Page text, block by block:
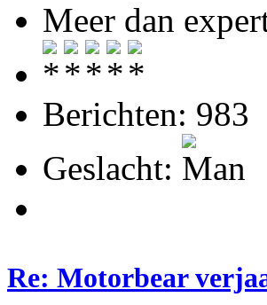
Meer dan
Berichten: 983
Geslacht:
Re: Motorbear